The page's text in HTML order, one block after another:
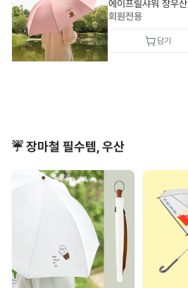
에이프릴샤워 장우산
회원전용
☔ 장마철 필수템, 우산